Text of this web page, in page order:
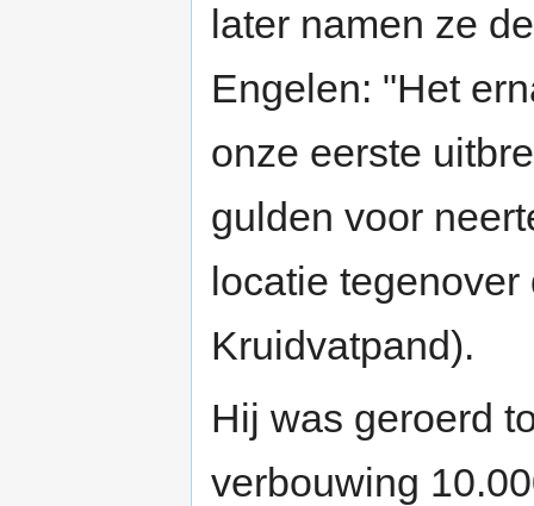
later namen ze
Engelen: "Het
onze eerste
gulden voor
locatie
Kruidvatpand).
Hij was geroerd
verbouwing